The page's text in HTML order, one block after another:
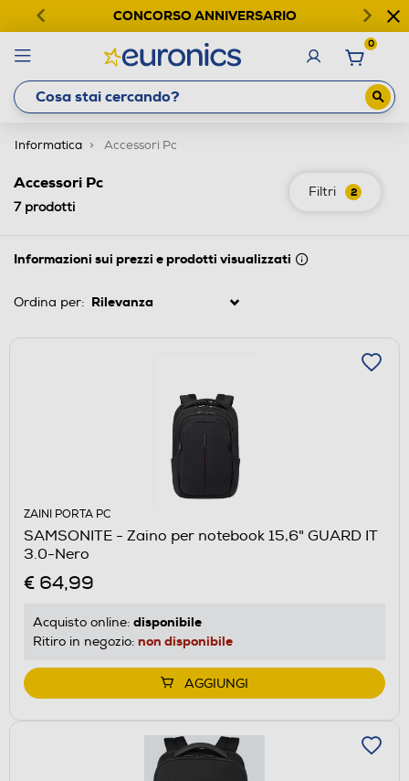
CONCORSO ANNIVERSARIO
0
Informatica Accessori Pc
Filtri 2
Accessori Pc
7prodotti
Informazioni sui prezzi e prodotti visualizzati
Ordina per:
ZAINI PORTA PC
SAMSONITE - Zaino per notebook 15,6" GUARD IT
3.0-Nero
€ 64,99
Acquisto online: disponibile
Ritiro in negozio: non disponibile
AGGIUNGI